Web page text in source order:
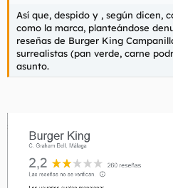
Así que, despido y , según dicen,
como la marca, planteándose
reseñas de Burger King
surrealistas (pan verde, carne
asunto.